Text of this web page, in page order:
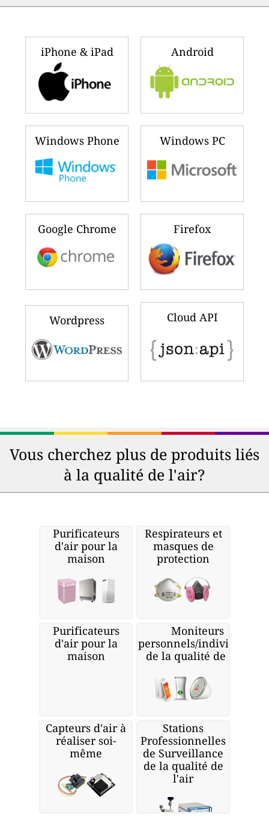
iPhone & iPad Android
Windows Phone Windows PC
Google Chrome Firefox
Wordpress Cloud API
Vous cherchez plus de produits liés
à la qualité de l'air?
Purificateurs
d'air pour la
maison
Respirateurs et
masques de
protection
Purificateurs
d'air pour la
maison
Moniteurs
personnels/individuels
de la qualité de l'air
Capteurs d'air à
réaliser soi-
même
Stations
Professionnelles
de Surveillance
de la qualité de
l'air